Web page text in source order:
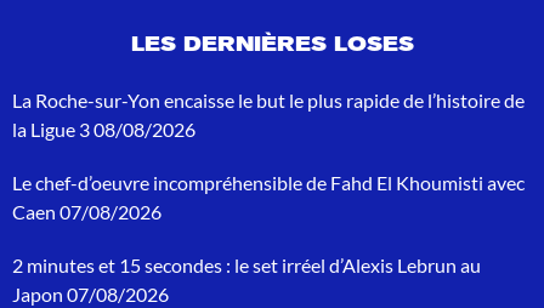
r
c
c
o
LES DERNIÈRES LOSES
La Roche-sur-Yon encaisse le but le plus rapide de l’histoire de
la Ligue 308/08/2026
Le chef-d’oeuvre incompréhensible de Fahd El Khoumisti avec
Caen 07/08/2026
2 minutes et 15 secondes : le set irréel d’Alexis Lebrun au
Japon 07/08/2026